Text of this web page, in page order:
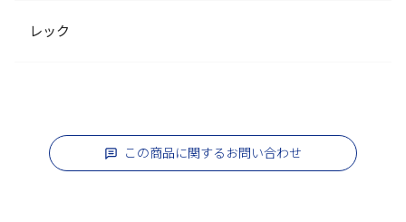
レック
この商品に関するお問い合わせ